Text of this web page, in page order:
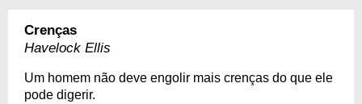
Crenças
Havelock Ellis
Um homem não deve engolir mais crenças do que ele
pode digerir.